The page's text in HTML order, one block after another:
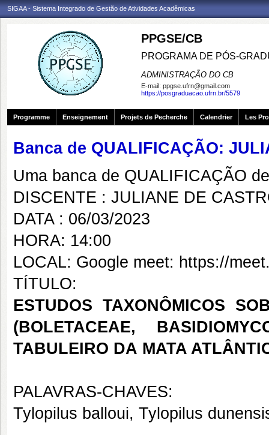
SIGAA - Sistema Integrado de Gestão de Atividades Acadêmicas
PPGSE/CB
PROGRAMA DE PÓS-
ADMINISTRAÇÃO DO CB
E-mail: ppgse.ufrn@gmail.com
https://posgraduacao.ufrn.br/5579
Programme Enseignement Projets de Pecherche Calendrier Les
Banca de QUALIFICAÇÃO:
Uma banca de QUALIFICAÇÃO
DISCENTE : JULIANE DE
DATA : 06/03/2023
HORA: 14:00
LOCAL: Google meet: https://
TÍTULO:
ESTUDOS TAXONÔMICOS
(BOLETACEAE,
TABULEIRO DA MATA
PALAVRAS-CHAVES:
Tylopilus balloui, Tylopilus